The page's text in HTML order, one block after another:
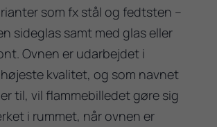
som fx stål og fedtsten –
sideglas samt med glas eller
Ovnen er udarbejdet i
kvalitet, og som navnet
til, vil flammebilledet gøre sig
i rummet, når ovnen er